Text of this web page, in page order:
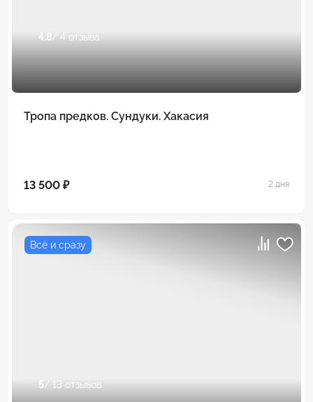
4.8/ 4 отзыва
Тропа предков. Сундуки. Хакасия
13 500 ₽ 2 дня
Всё и сразу
5/ 13 отзывов